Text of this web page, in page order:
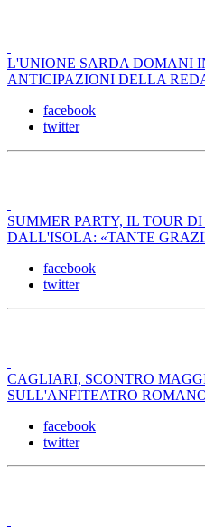
L'UNIONE SARDA DOMANI
ANTICIPAZIONI DELLA
facebook
twitter
SUMMER PARTY, IL TOUR
DALL'ISOLA: «TANTE
facebook
twitter
CAGLIARI, SCONTRO
SULL'ANFITEATRO
facebook
twitter